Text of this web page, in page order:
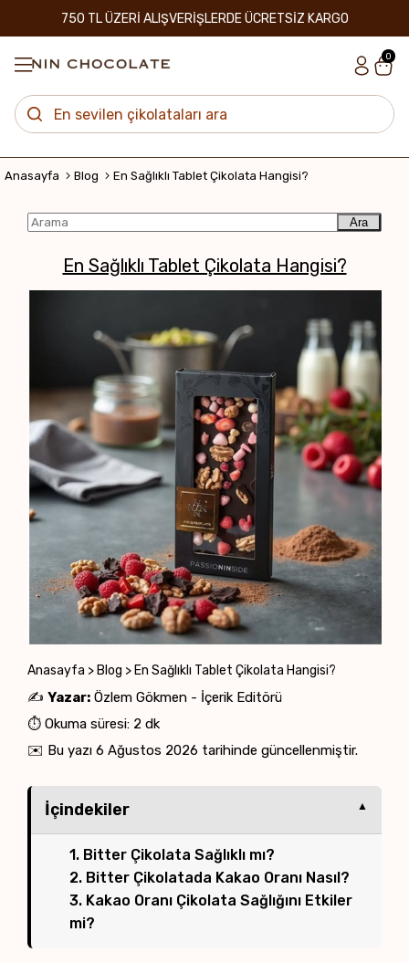
750 TL ÜZERİ ALIŞVERİŞLERDE ÜCRETSİZ KARGO
0
Anasayfa Blog En Sağlıklı Tablet Çikolata Hangisi?
Ara
En Sağlıklı Tablet Çikolata Hangisi?
Anasayfa > Blog > En Sağlıklı Tablet Çikolata Hangisi?
✍️ Yazar: Özlem Gökmen - İçerik Editörü
⏱️ Okuma süresi: 2 dk
✉️ Bu yazı 6 Ağustos 2026 tarihinde güncellenmiştir.
İçindekiler
1. Bitter Çikolata Sağlıklı mı?
2. Bitter Çikolatada Kakao Oranı Nasıl?
3. Kakao Oranı Çikolata Sağlığını Etkiler
mi?